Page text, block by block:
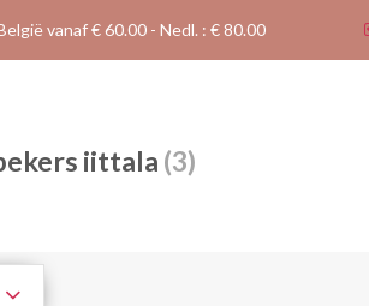
vanaf € 60.00 - Nedl. : € 80.00
iittala (3)